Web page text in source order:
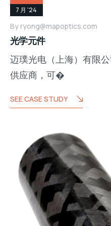
7 月 '24
By ryong@mapoptics.com
光学元件
迈璞光电（上海）有限
供应商，可�
SEE CASE STUDY